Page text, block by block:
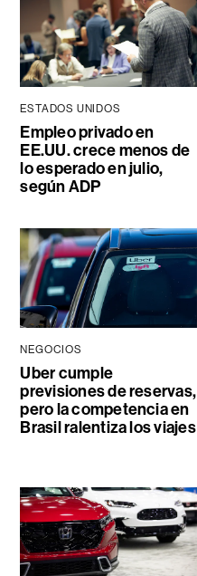
ESTADOS UNIDOS
Empleo privado en
EE.UU. crece menos de
lo esperado en julio,
según ADP
NEGOCIOS
Uber cumple
previsiones de reservas,
pero la competencia en
Brasil ralentiza los viajes